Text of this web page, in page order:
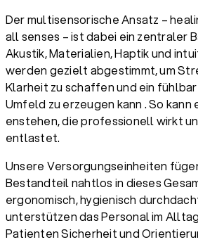
Der multisensorische Ansatz –
all senses – ist dabei ein zentraler
Akustik, Materialien, Haptik und
werden gezielt abgestimmt, um
Klarheit zu schaffen und ein
Umfeld zu erzeugen kann . So
enstehen, die professionell wirkt
entlastet.
Unsere Versorgungseinheiten
Bestandteil nahtlos in dieses
ergonomisch, hygienisch
unterstützen das Personal im
Patienten Sicherheit und